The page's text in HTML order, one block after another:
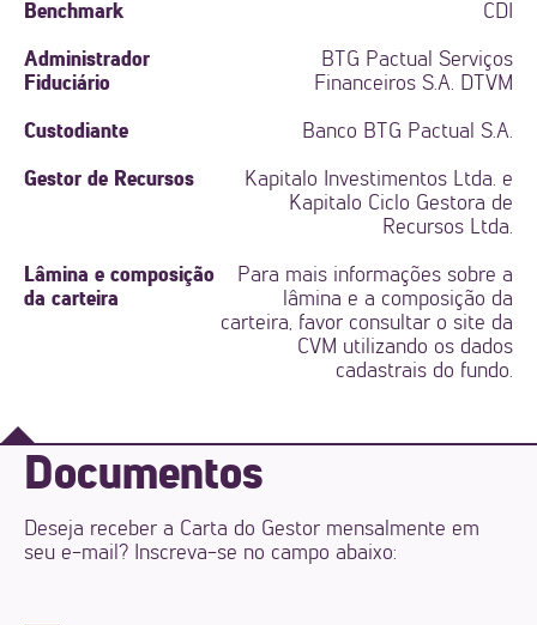
Benchmark CDI
Administrador
Fiduciário
BTG Pactual Serviços
Financeiros S.A. DTVM
Custodiante Banco BTG Pactual S.A.
Gestor de Recursos
Kapitalo Investimentos Ltda. e
Kapitalo Ciclo Gestora de
Recursos Ltda.
Lâmina e composição
da carteira
Para mais informações sobre a
lâmina e a composição da
carteira, favor consultar o site da
CVM utilizando os dados
cadastrais do fundo.
Documentos
Deseja receber a Carta do Gestor mensalmente em
seu e-mail? Inscreva-se no campo abaixo: